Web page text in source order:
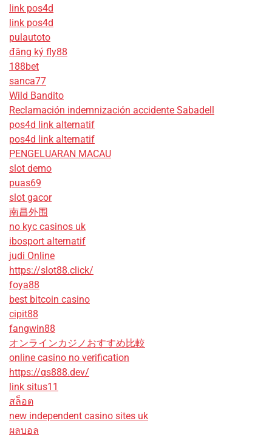
link pos4d
link pos4d
pulautoto
đăng ký fly88
188bet
sanca77
Wild Bandito
Reclamación indemnización accidente Sabadell
pos4d link alternatif
pos4d link alternatif
PENGELUARAN MACAU
slot demo
puas69
slot gacor
南昌外围
no kyc casinos uk
ibosport alternatif
judi Online
https://slot88.click/
foya88
best bitcoin casino
cipit88
fangwin88
オンラインカジノおすすめ比較
online casino no verification
https://qs888.dev/
link situs11
สล็อต
new independent casino sites uk
ผลบอล